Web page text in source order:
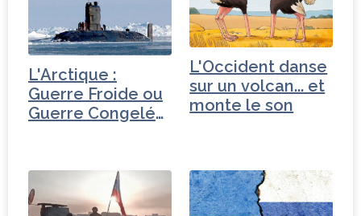
L'Arctique :
Guerre Froide ou
Guerre Congelée
L'Occident danse
sur un volcan... et
monte le son